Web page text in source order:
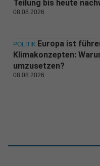
Teilung bis heute
08.08.2026
POLITIK Europa ist
Klimakonzepten:
umzusetzen?
08.08.2026